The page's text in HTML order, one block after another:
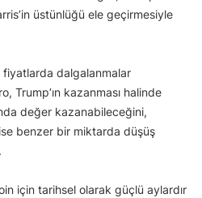
üstünlüğü ele geçirmesiyle
dalgalanmalar
Trump’ın kazanması halinde
değer kazanabileceğini,
benzer bir miktarda düşüş
için tarihsel olarak güçlü aylardır